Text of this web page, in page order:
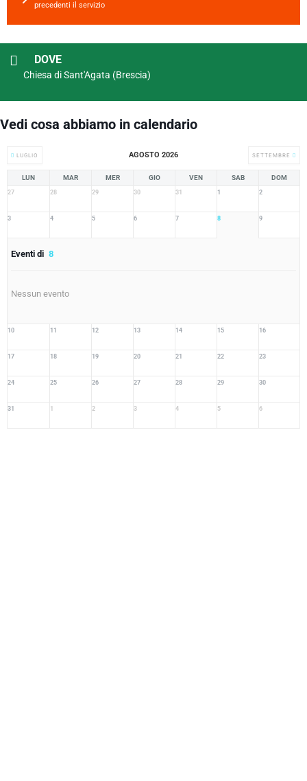
precedenti il servizio
DOVE
Chiesa di Sant'Agata (Brescia)
Vedi cosa abbiamo in calendario
LUGLIO AGOSTO 2026 SETTEMBRE
LUN MAR MER GIO VEN SAB DOM
27 28 29 30 31 1 2
3 4 5 6 7 8 9
Eventi di 8
Nessun evento
10 11 12 13 14 15 16
17 18 19 20 21 22 23
24 25 26 27 28 29 30
31 1 2 3 4 5 6